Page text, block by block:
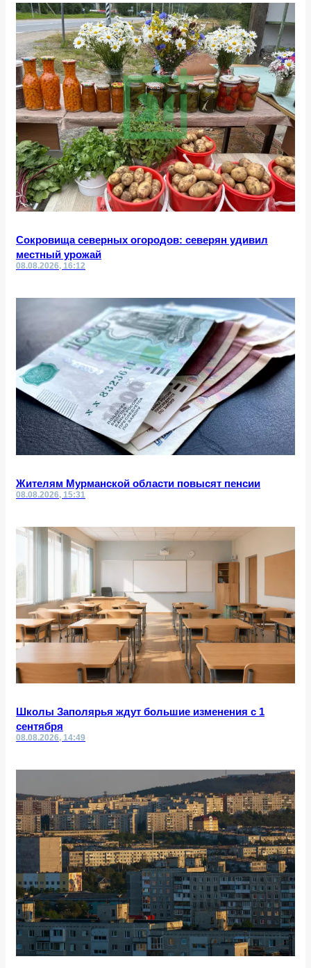
Сокровища северных огородов: северян удивил
местный урожай
08.08.2026, 16:12
Жителям Мурманской области повысят пенсии
08.08.2026, 15:31
Школы Заполярья ждут большие изменения с 1
сентября
08.08.2026, 14:49